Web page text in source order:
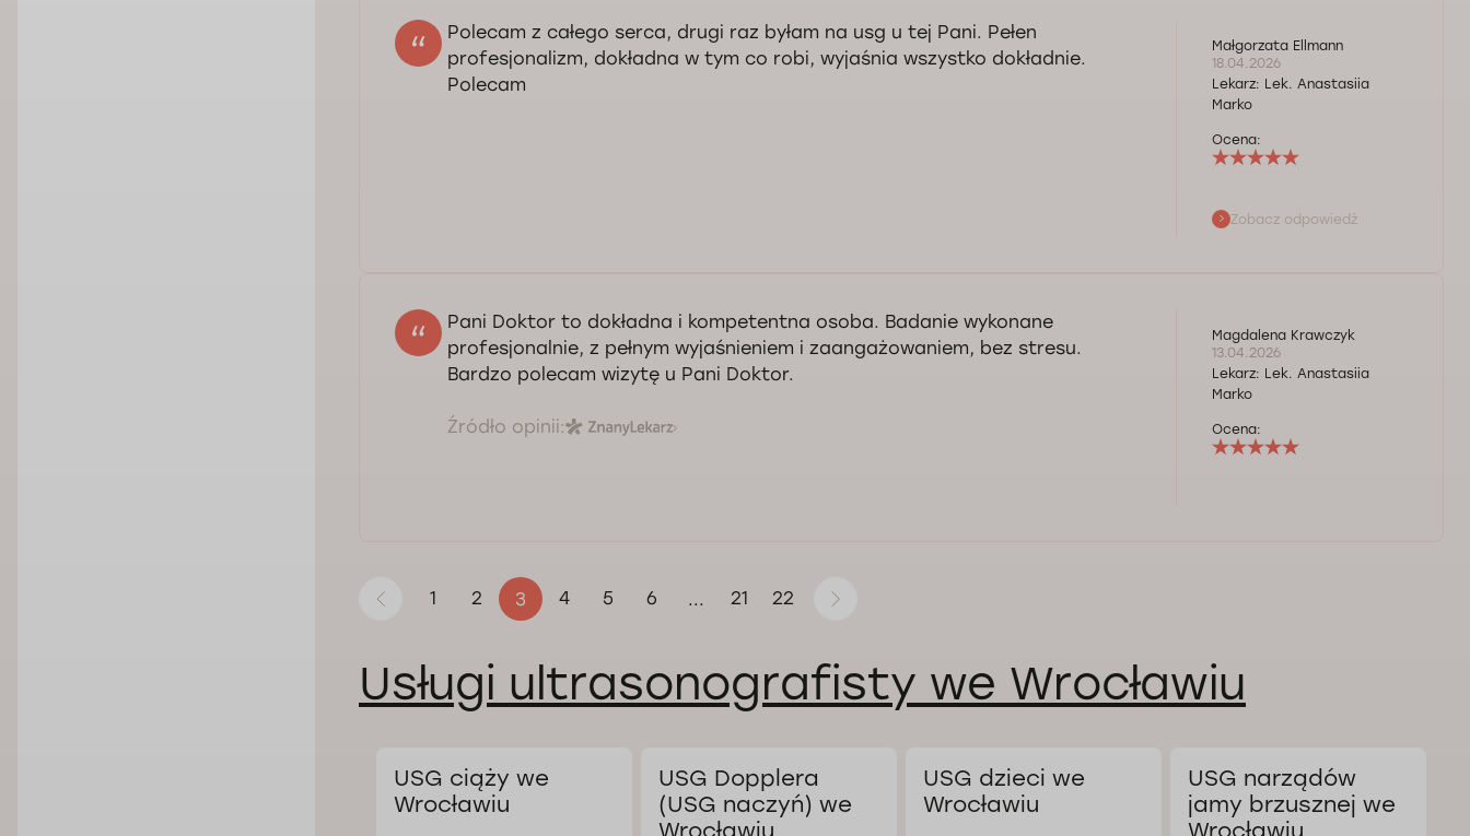
Polecam z całego serca, drugi raz byłam na usg u tej Pani. Pełen
profesjonalizm, dokładna w tym co robi, wyjaśnia wszystko dokładnie.
Polecam
Kontrola jakości świadczonych usług Doctorpro
Małgorzata Ellmann
18.04.2026
Lekarz: Lek. Anastasiia
Marko
Ocena:
Zobacz odpowiedź
Pani Doktor to dokładna i kompetentna osoba. Badanie wykonane
profesjonalnie, z pełnym wyjaśnieniem i zaangażowaniem, bez stresu.
Bardzo polecam wizytę u Pani Doktor.
Źródło opinii:
Magdalena Krawczyk
13.04.2026
Lekarz: Lek. Anastasiia
Marko
Ocena:
1 2 3 4 5 6 ... 21 22
Usługi ultrasonografisty we Wrocławiu
USG ciąży we
Wrocławiu
USG Dopplera
(USG naczyń) we
Wrocławiu
USG dzieci we
Wrocławiu
USG narządów
jamy brzusznej we
Wrocławiu